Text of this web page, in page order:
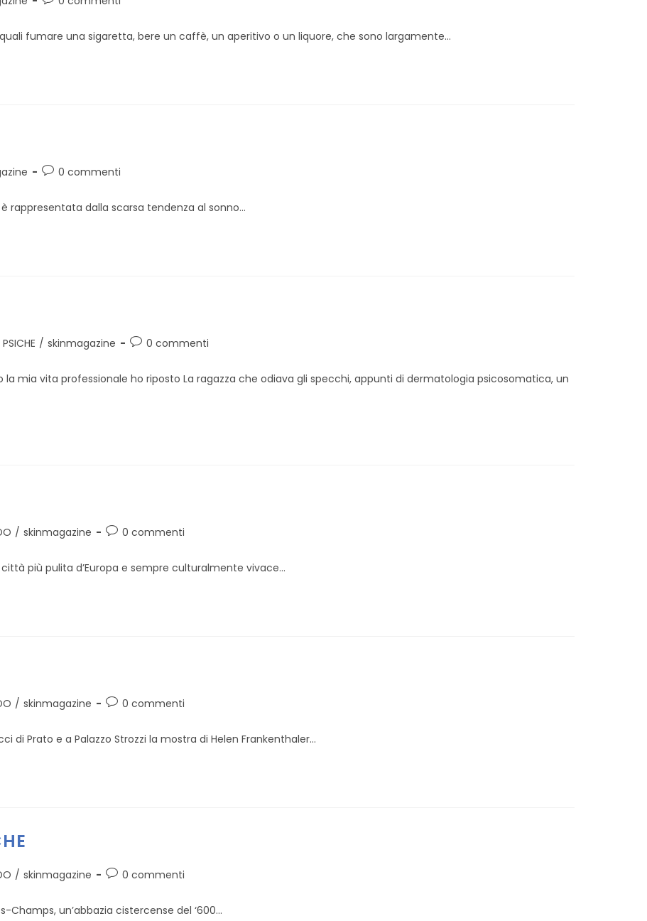
fumare una sigaretta, bere un caffè, un aperitivo o un liquore, che sono largamente...
Commenti
0 commenti
rappresentata dalla scarsa tendenza al sonno...
/ skinmagazine
Commenti
0 commenti
mia vita professionale ho riposto La ragazza che odiava gli specchi, appunti di dermatologia psicosomatica, un
/ skinmagazine
Commenti
0 commenti
più pulita d’Europa e sempre culturalmente vivace...
/ skinmagazine
Commenti
0 commenti
di Prato e a Palazzo Strozzi la mostra di Helen Frankenthaler...
/ skinmagazine
Commenti
0 commenti
un’abbazia cistercense del ‘600...